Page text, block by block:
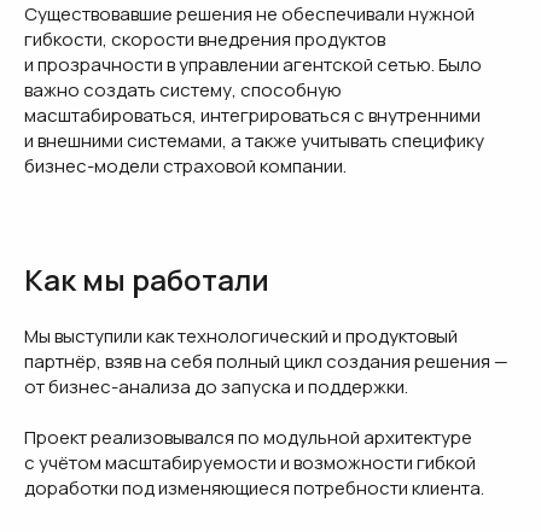
Существовавшие решения не обеспечивали нужной
гибкости, скорости внедрения продуктов
и прозрачности в управлении агентской сетью. Было
важно создать систему, способную
масштабироваться, интегрироваться с внутренними
и внешними системами, а также учитывать специфику
бизнес-модели страховой компании.
Как мы работали
Мы выступили как технологический и продуктовый
партнёр, взяв на себя полный цикл создания решения —
от бизнес-анализа до запуска и поддержки.
Проект реализовывался по модульной архитектуре
с учётом масштабируемости и возможности гибкой
доработки под изменяющиеся потребности клиента.